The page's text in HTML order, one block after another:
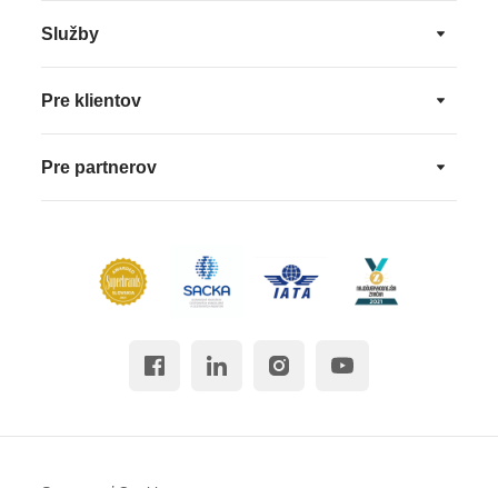
Služby
Pre klientov
Pre partnerov